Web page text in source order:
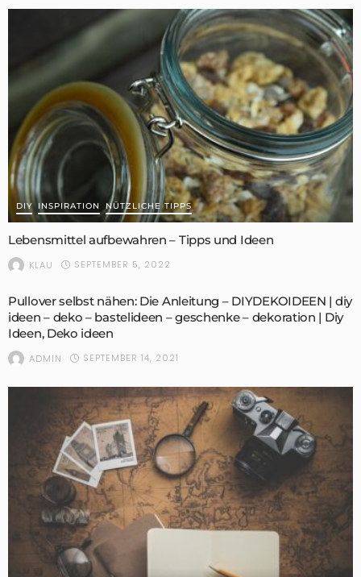
DIY INSPIRATION NÜTZLICHE TIPPS
Lebensmittel aufbewahren – Tipps und Ideen
KLAU SEPTEMBER 5, 2022
Pullover selbst nähen: Die Anleitung – DIYDEKOIDEEN | diy
ideen – deko – bastelideen – geschenke – dekoration | Diy
Ideen, Deko ideen
ADMIN SEPTEMBER 14, 2021